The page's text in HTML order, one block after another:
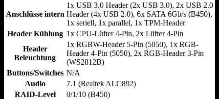
Anschlüsse intern
1x USB 3.0 Header (2x USB 3.0), 2x USB 2.0
Header (4x USB 2.0), 6x SATA 6Gb/s (B450),
1x seriell, 1x parallel, 1x TPM-Header
Header Kühlung 1x CPU-Lüfter 4-Pin, 2x Lüfter 4-Pin
Header
Beleuchtung
1x RGBW-Header 5-Pin (5050), 1x RGB-
Header 4-Pin (5050), 2x RGB-Header 3-Pin
(WS2812B)
Buttons/Switches N/​A
Audio
7.1 (Realtek ALC892)
RAID-Level
0/​1/​10 (B450)